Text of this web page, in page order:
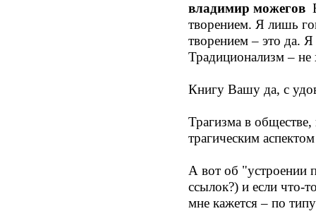
владимир можегов
творением. Я лишь
творением – это да.
Традиционализм – не
Книгу Вашу да, с
Трагизма в
трагическим
А вот об "устроении
ссылок?) и если что-
мне кажется – по